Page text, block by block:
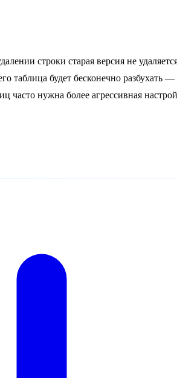
строки старая версия не
таблица будет бесконечно разбухать
часто нужна более агрессивная